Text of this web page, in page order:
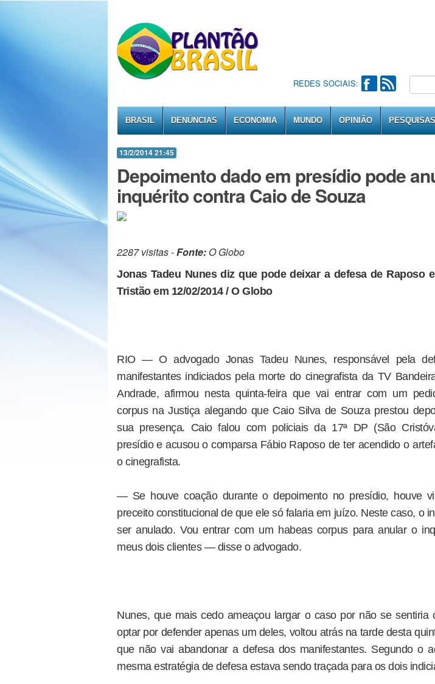
REDES SOCIAIS:
BRASIL DENÚNCIAS ECONOMIA MUNDO OPINIÃO PESQUISAS
13/2/2014 21:45
Depoimento dado em presídio pode
inquérito contra Caio de Souza
2287 visitas -Fonte: O Globo
Jonas Tadeu Nunes diz que pode deixar a defesa de Raposo
Tristão em 12/02/2014 / O Globo
RIO — O advogado Jonas Tadeu Nunes, responsável pela
manifestantes indiciados pela morte do cinegrafista da TV
Andrade, afirmou nesta quinta-feira que vai entrar com um
corpus na Justiça alegando que Caio Silva de Souza prestou
sua presença. Caio falou com policiais da 17ª DP (São
presídio e acusou o comparsa Fábio Raposo de ter acendido o
o cinegrafista.
— Se houve coação durante o depoimento no presídio, houve
preceito constitucional de que ele só falaria em juízo. Neste caso, o
ser anulado. Vou entrar com um habeas corpus para anular o
meus dois clientes — disse o advogado.
Nunes, que mais cedo ameaçou largar o caso por não se sentiria
optar por defender apenas um deles, voltou atrás na tarde desta
que não vai abandonar a defesa dos manifestantes. Segundo o
mesma estratégia de defesa estava sendo traçada para os dois